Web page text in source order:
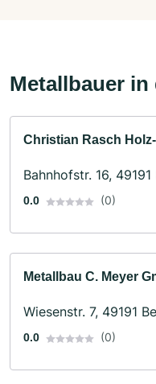
Metallbauer in
Christian Rasch
Bahnhofstr. 16, 49191
0.0 (0)
Metallbau C. Meyer
Wiesenstr. 7, 49191
0.0 (0)